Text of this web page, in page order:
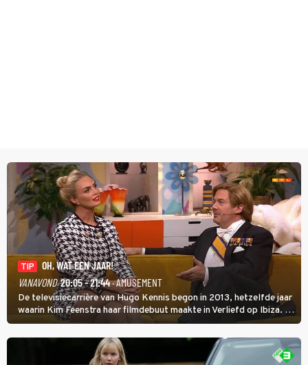
TIP
OH, WAT EEN JAAR!
VANAVOND 20:05 - 21:44· AMUSEMENT
De televisiecarrière van Hugo Kennis begon in 2013, hetzelfde jaar
waarin Kim Feenstra haar filmdebuut maakte in Verliefd op Ibiza. In
Oh, Wat een Jaar! wordt duidelijk wat ze nog meer weten van het
jaar waarin ze allebei eindtwintigers waren.